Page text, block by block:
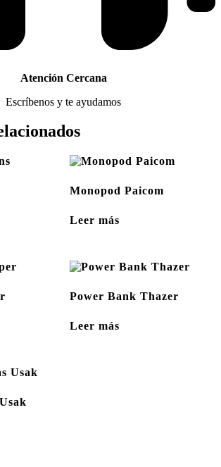
Atención Cercana
Escríbenos y te ayudamos
Monopod Paicom
Leer más
Power Bank Thazer
Leer más